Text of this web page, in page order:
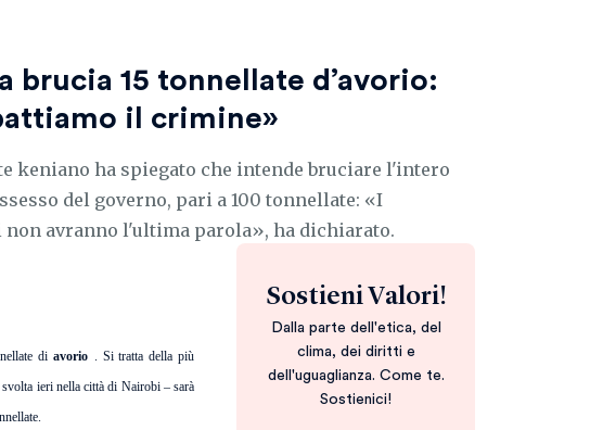
brucia 15 tonnellate d’avorio:
il crimine»
keniano ha spiegato che intende bruciare l'intero
del governo, pari a 100 tonnellate: «I
avranno l'ultima parola», ha dichiarato.
di avorio . Si tratta della più
ieri nella città di Nairobi – sarà
Sostieni Valori!
Dalla parte dell'etica, del
clima, dei diritti e
dell'uguaglianza. Come te.
Sostienici!